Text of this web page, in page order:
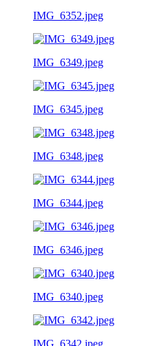
IMG_6352.jpeg
IMG_6349.jpeg
IMG_6345.jpeg
IMG_6348.jpeg
IMG_6344.jpeg
IMG_6346.jpeg
IMG_6340.jpeg
IMG_6342.jpeg